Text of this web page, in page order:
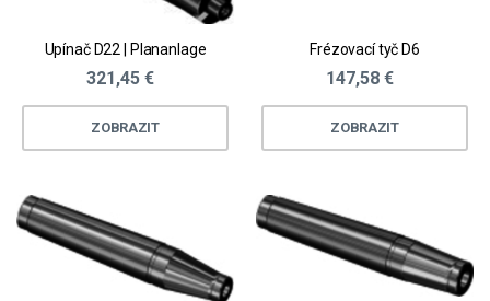
Upínač D22 | Plananlage
321,45 €
ZOBRAZIT
Frézovací tyč D6
147,58 €
ZOBRAZIT